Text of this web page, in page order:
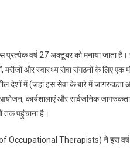
प्रत्येक वर्ष 27 अक्टूबर को मनाया जाता
मरीजों और स्वास्थ्य सेवा संगठनों के लिए
देशों में (जहां इस सेवा के बारे में जागरुकता
कार्यशालाएं और सार्वजनिक
तक पहुंचाना है।
Occupational Therapists) ने इस वर्ष की